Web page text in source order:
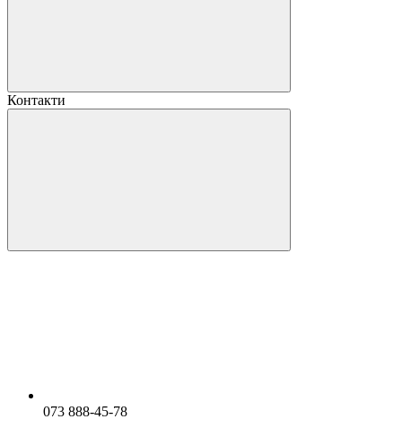
Контакти
073 888-45-78